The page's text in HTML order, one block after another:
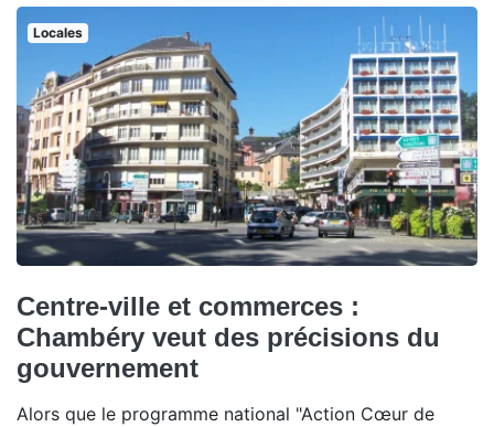
Locales
Centre-ville et commerces :
Chambéry veut des précisions du
gouvernement
Alors que le programme national "Action Cœur de